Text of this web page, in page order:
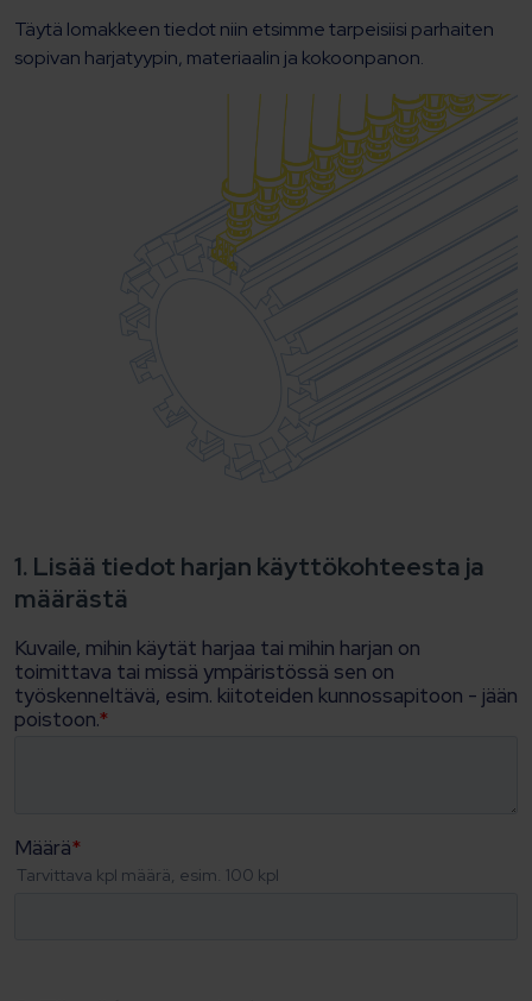
Täytä lomakkeen tiedot niin etsimme tarpeisiisi parhaiten
sopivan harjatyypin, materiaalin ja kokoonpanon.